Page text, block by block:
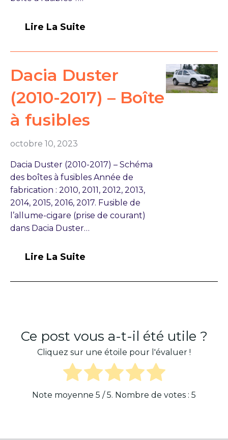
Lire La Suite
Dacia Duster
(2010-2017) – Boîte
à fusibles
octobre 10, 2023
Dacia Duster (2010-2017) – Schéma
des boîtes à fusibles Année de
fabrication : 2010, 2011, 2012, 2013,
2014, 2015, 2016, 2017. Fusible de
l’allume-cigare (prise de courant)
dans Dacia Duster…
Lire La Suite
Ce post vous a-t-il été utile ?
Cliquez sur une étoile pour l'évaluer !
Note moyenne 5 / 5. Nombre de votes : 5